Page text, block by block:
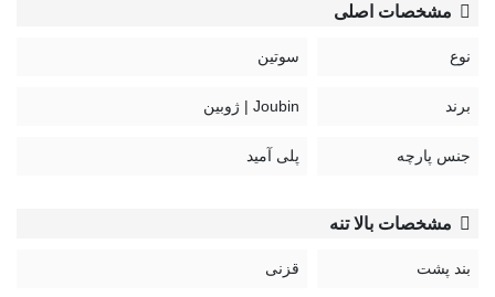
راهنمای نگهداری محصولات Joubin:
مشخصات اصلی
نوع سوتین
برند Joubin | ژوبین
جنس پارچه پلی آمید
مشخصات بالا تنه
بند پشت قزنی